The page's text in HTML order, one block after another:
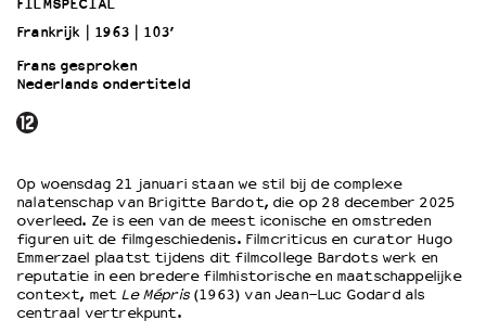
OVER LANTARENVENSTER
Wat we doen
Werken bij
Wie is wie
Historie
Partners
Huisregels
Privacyverklaring
Integriteits- en gedragscode
Duurzaamheid
FILMSPECIAL
Frankrijk
1963
103’
Frans gesproken
Nederlands ondertiteld
Op woensdag 21 januari staan we stil bij de complexe
nalatenschap van Brigitte Bardot, die op 28 december 2025
overleed. Ze is een van de meest iconische en omstreden
figuren uit de filmgeschiedenis. Filmcriticus en curator Hugo
Emmerzael plaatst tijdens dit filmcollege Bardots werk en
reputatie in een bredere filmhistorische en maatschappelijke
context, met Le Mépris(1963) van Jean-Luc Godard als
centraal vertrekpunt.